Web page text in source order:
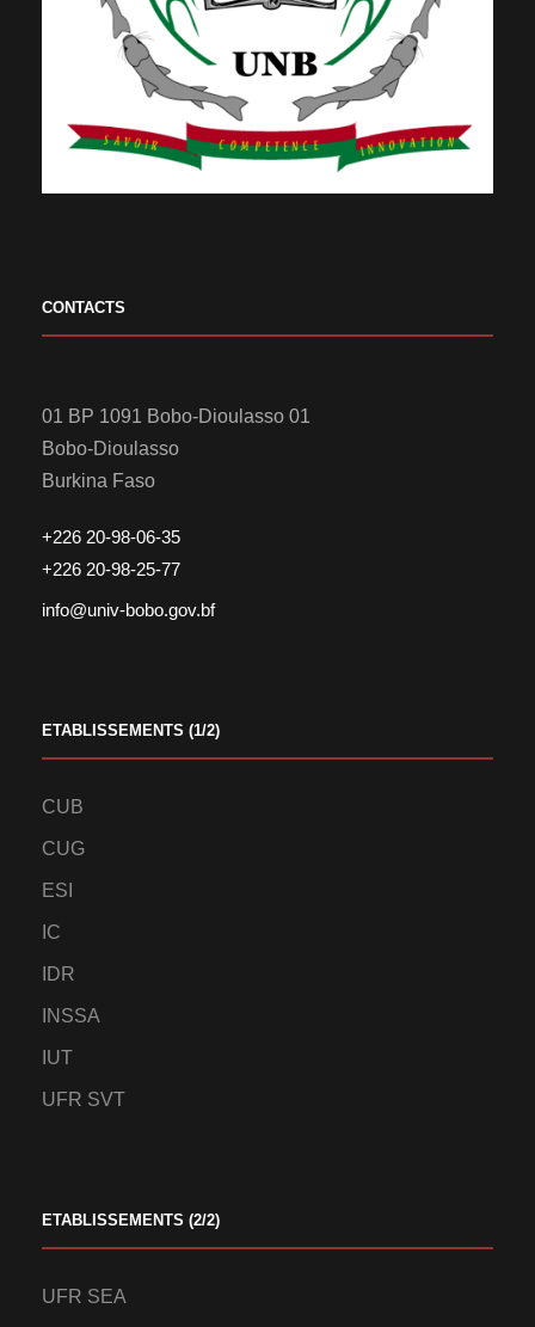
CONTACTS
01 BP 1091 Bobo-Dioulasso 01
Bobo-Dioulasso
Burkina Faso
+226 20-98-06-35
+226 20-98-25-77
info@univ-bobo.gov.bf
ETABLISSEMENTS (1/2)
CUB
CUG
ESI
IC
IDR
INSSA
IUT
UFR SVT
ETABLISSEMENTS (2/2)
UFR SEA